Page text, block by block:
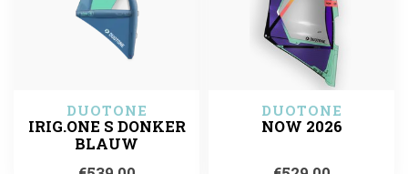
DUOTONE
IRIG.ONE S DONKER
BLAUW
DUOTONE
NOW 2026